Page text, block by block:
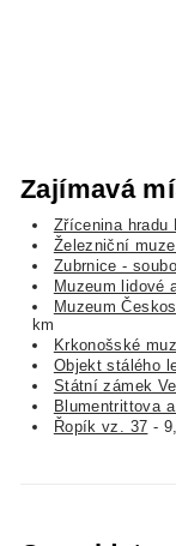
Zajímavá
Zřícenina hradu
Železniční
Zubrnice -
Muzeum lidové
Muzeum
km
Krkonošské
Objekt stálého
Státní zámek
Blumentrittova
Řopík vz. 37 -